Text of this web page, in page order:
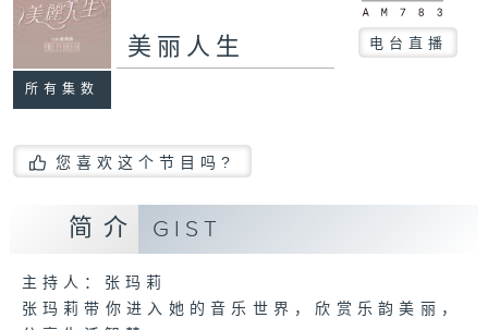
所有集数
美丽人生 电台直播
您喜欢这个节目吗?
简介 GIST
主持人：张玛莉
张玛莉带你进入她的音乐世界，欣赏乐韵美丽，